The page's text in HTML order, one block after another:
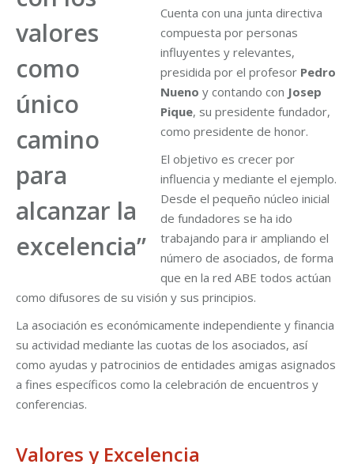
valores
como
único
camino
para
alcanzar la
excelencia”
Cuenta con una junta directiva
compuesta por personas
influyentes y relevantes,
presidida por el profesor Pedro
Nueno y contando con Josep
Pique, su presidente fundador,
como presidente de honor.
El objetivo es crecer por
influencia y mediante el ejemplo.
Desde el pequeño núcleo inicial
de fundadores se ha ido
trabajando para ir ampliando el
número de asociados, de forma
que en la red ABE todos actúan
como difusores de su visión y sus principios.
La asociación es económicamente independiente y financia
su actividad mediante las cuotas de los asociados, así
como ayudas y patrocinios de entidades amigas asignados
a fines específicos como la celebración de encuentros y
conferencias.
Valores y Excelencia